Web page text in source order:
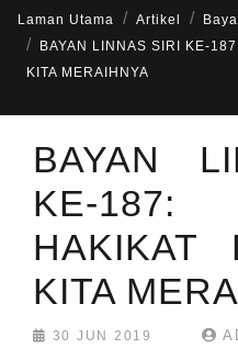
Laman Utama Artikel
BAYAN LINNAS SIRI KE-
KITA MERAIHNYA
BAYAN
KE-187:
HAKIKAT
KITA
30 JUN 2019